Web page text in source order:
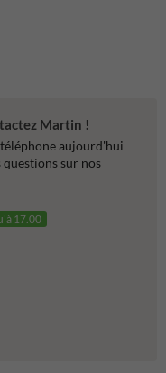
Martin !
aujourd'hui
sur nos
17.00